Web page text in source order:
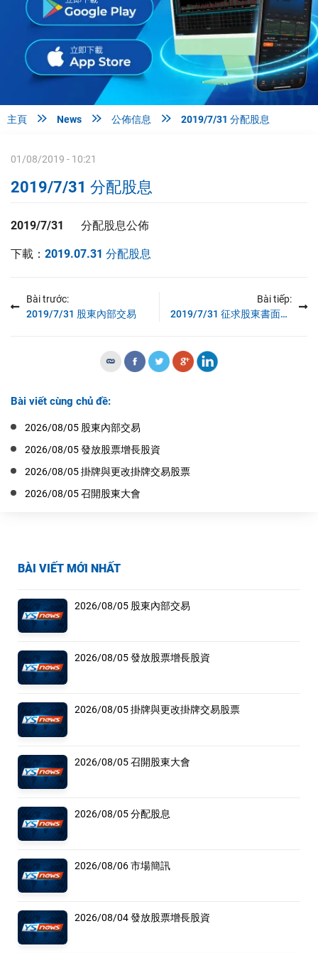
主頁  News  公佈信息  2019/7/31 分配股息
BÀI VIẾT MỚI NHẤT
2026/08/05 股東內部交易
2026/08/05 發放股票增長股資
2026/08/05 掛牌與更改掛牌交易股票
2026/08/05 召開股東大會
2026/08/05 分配股息
2026/08/06 市場簡訊
2026/08/04 發放股票增長股資
01/08/2019 - 10:21
2019/7/31 分配股息
2019/7/31 分配股息公佈
下載： 2019.07.31 分配股息
Bài trước:
2019/7/31 股東內部交易
Bài tiếp:
2019/7/31 征求股東書面意見
Bài viết cùng chủ đề:
2026/08/05 股東內部交易
2026/08/05 發放股票增長股資
2026/08/05 掛牌與更改掛牌交易股票
2026/08/05 召開股東大會